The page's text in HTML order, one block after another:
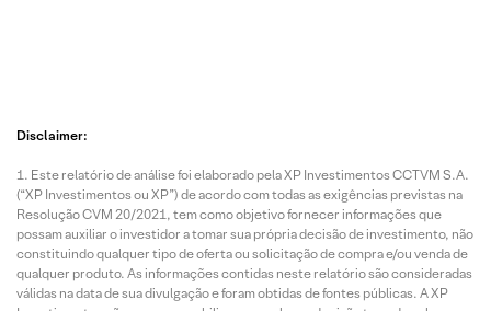
Disclaimer:
Este relatório de análise foi elaborado pela XP Investimentos CCTVM S.A.
(“XP Investimentos ou XP”) de acordo com todas as exigências previstas na
Resolução CVM 20/2021, tem como objetivo fornecer informações que
possam auxiliar o investidor a tomar sua própria decisão de investimento, não
constituindo qualquer tipo de oferta ou solicitação de compra e/ou venda de
qualquer produto. As informações contidas neste relatório são consideradas
válidas na data de sua divulgação e foram obtidas de fontes públicas. A XP